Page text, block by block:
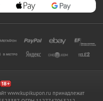
www.kupikupon.ru принадлежат